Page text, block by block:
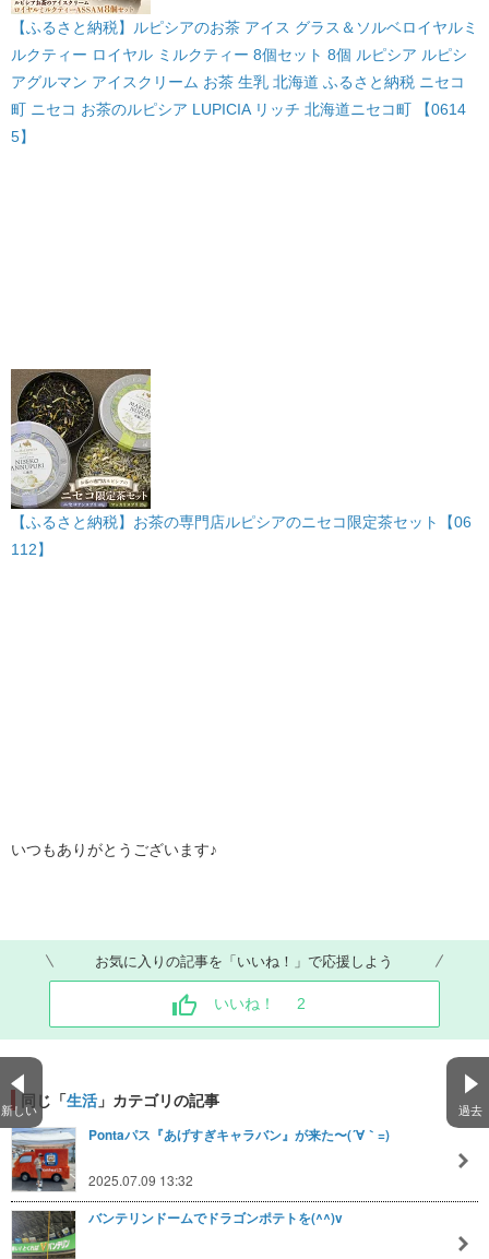
【ふるさと納税】ルピシアのお茶 アイス グラス＆ソルベロイヤルミ
ルクティー ロイヤル ミルクティー 8個セット 8個 ルピシア ルピシ
アグルマン アイスクリーム お茶 生乳 北海道 ふるさと納税 ニセコ
町 ニセコ お茶のルピシア LUPICIA リッチ 北海道ニセコ町 【0614
5】
【ふるさと納税】お茶の専門店ルピシアのニセコ限定茶セット【06
112】
いつもありがとうございます♪
お気に入りの記事を「いいね！」で応援しよう
いいね！ 2
新しい 過去
同じ「生活 」カテゴリの記事
Pontaパス『あげすぎキャラバン』が来た〜(´∀｀=)
2025.07.09 13:32
バンテリンドームでドラゴンポテトを(^^)v